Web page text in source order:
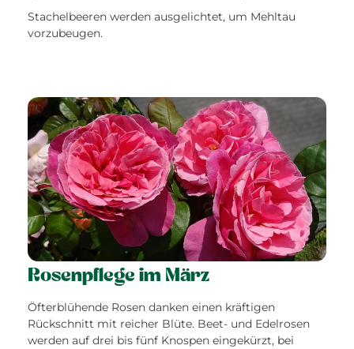
Stachelbeeren werden ausgelichtet, um Mehltau
vorzubeugen.
Rosenpflege im März
Öfterblühende Rosen danken einen kräftigen
Rückschnitt mit reicher Blüte. Beet- und Edelrosen
werden auf drei bis fünf Knospen eingekürzt, bei